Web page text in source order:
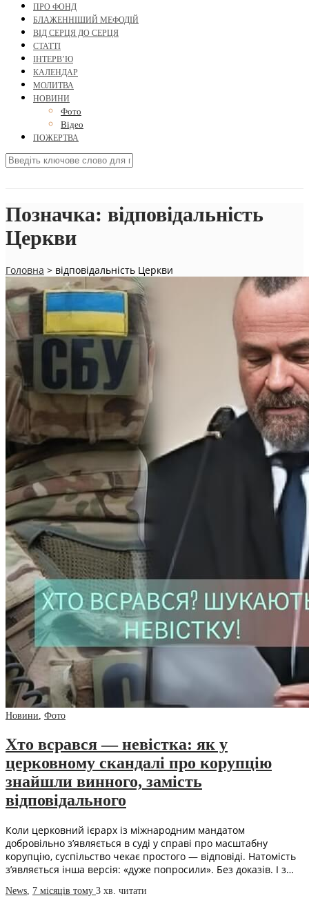
ПРО ФОНД
БЛАЖЕННІШИЙ МЕФОДІЙ
ВІД СЕРЦЯ ДО СЕРЦЯ
СТАТТІ
ІНТЕРВ’Ю
КАЛЕНДАР
МОЛИТВА
НОВИНИ
Фото
Відео
ПОЖЕРТВА
Позначка: відповідальність
Церкви
Головна > відповідальність Церкви
Новини, Фото
Хто всрався — невістка: як у
церковному скандалі про корупцію
знайшли винного, замість
відповідального
Коли церковний ієрарх із міжнародним мандатом
добровільно з’являється в суді у справі про масштабну
корупцію, суспільство чекає простого — відповіді. Натомість
з’являється інша версія: «дуже попросили». Без доказів. І з…
News, 7 місяців тому 3 хв. читати